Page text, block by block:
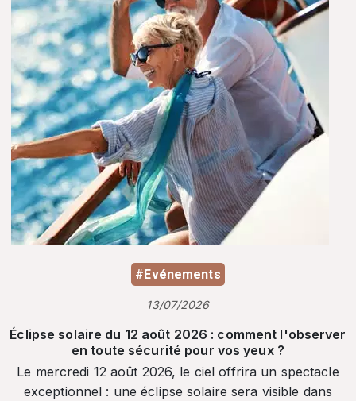
#Evénements
13/07/2026
Éclipse solaire du 12 août 2026 : comment l'observer
en toute sécurité pour vos yeux ?
Le mercredi 12 août 2026, le ciel offrira un spectacle
exceptionnel : une éclipse solaire sera visible dans